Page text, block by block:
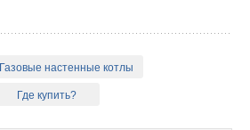
Газовые настенные котлы
Где купить?